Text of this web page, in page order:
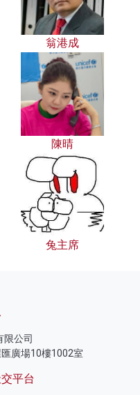
翁港成
陳晴
兔主席
限公司
廣場10樓1002室
平台